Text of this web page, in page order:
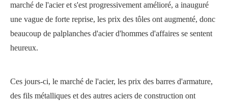
marché de l'acier et s'est progressivement amélioré, a inauguré
une vague de forte reprise, les prix des tôles ont augmenté, donc
beaucoup de palplanches d'acier d'hommes d'affaires se sentent
heureux.
Ces jours-ci, le marché de l'acier, les prix des barres d'armature,
des fils métalliques et des autres aciers de construction ont